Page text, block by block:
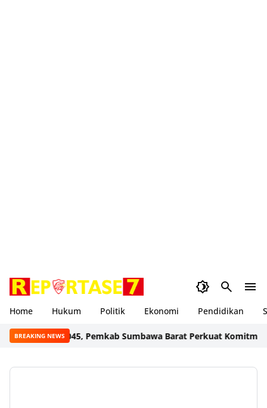
Home Hukum Politik Ekonomi Pendidikan
BREAKING NEWS
Emas 2045, Pemkab Sumbawa Barat Perkuat Komitmen